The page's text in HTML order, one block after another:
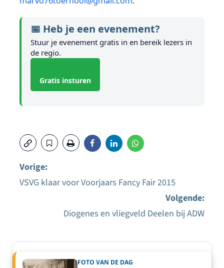
📅 Heb je een evenement?
Stuur je evenement gratis in en bereik lezers in
de regio.
Gratis insturen
navigatie
Vorige:
VSVG klaar voor Voorjaars Fancy Fair 2015
Volgende:
Diogenes en vliegveld Deelen bij ADW
FOTO VAN DE DAG